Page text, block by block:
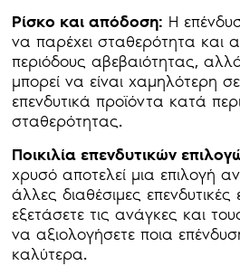
Ρίσκο και απόδοση: Η
να παρέχει σταθερότητα και
περιόδους αβεβαιότητας,
μπορεί να είναι χαμηλότερη
επενδυτικά προϊόντα κατά
σταθερότητας.
Ποικιλία επενδυτικών
χρυσό αποτελεί μια επιλογή
άλλες διαθέσιμες επενδυτικές
εξετάσετε τις ανάγκες και
να αξιολογήσετε ποια
καλύτερα.